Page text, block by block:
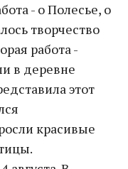
- о Полесье, о
творчество
работа -
в деревне
этот
красивые